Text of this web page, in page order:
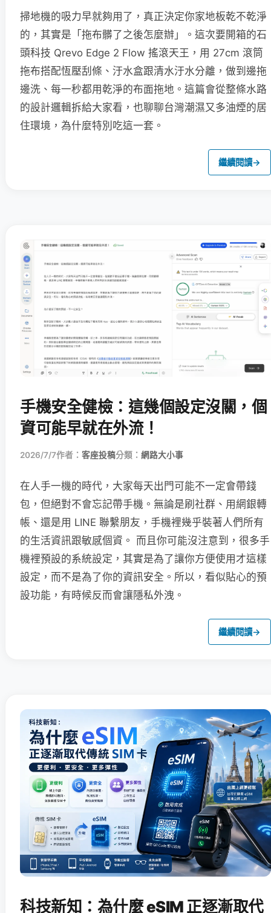
掃地機的吸力早就夠用了，真正決定你家地板乾不乾淨
的，其實是「拖布髒了之後怎麼辦」。這次要開箱的石
頭科技 Qrevo Edge 2 Flow 搖滾天王，用 27cm 滾筒
拖布搭配恆壓刮條、汙水盒跟清水汙水分離，做到邊拖
邊洗、每一秒都用乾淨的布面拖地。這篇會從整條水路
的設計邏輯拆給大家看，也聊聊台灣潮濕又多油煙的居
住環境，為什麼特別吃這一套。
繼續閱讀→
手機安全健檢：這幾個設定沒關，個
資可能早就在外流！
2026/7/7作者： 客座投稿分類： 網路大小事
在人手一機的時代，大家每天出門可能不一定會帶錢
包，但絕對不會忘記帶手機。無論是刷社群、用網銀轉
帳、還是用 LINE 聯繫朋友，手機裡幾乎裝著人們所有
的生活資訊跟敏感個資。 而且你可能沒注意到，很多手
機裡預設的系統設定，其實是為了讓你方便使用才這樣
設定，而不是為了你的資訊安全。所以，看似貼心的預
設功能，有時候反而會讓隱私外洩。
繼續閱讀→
科技新知：為什麼 eSIM 正逐漸取代